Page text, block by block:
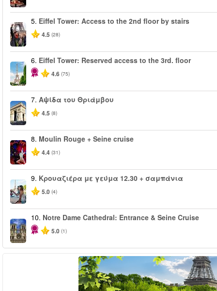
5. Eiffel Tower: Access to the 2nd floor by stairs
4.5 (28)
6. Eiffel Tower: Reserved access to the 3rd. floor
4.6 (75)
7. Αψίδα του Θριάμβου
4.5 (8)
8. Moulin Rouge + Seine cruise
4.4 (31)
9. Κρουαζιέρα με γεύμα 12.30 + σαμπάνια
5.0 (4)
10. Notre Dame Cathedral: Entrance & Seine Cruise
5.0 (1)